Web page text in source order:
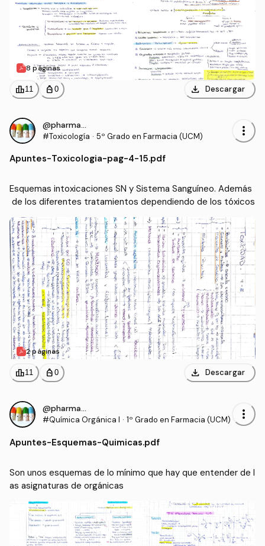
8 páginas
leaderboard11 personal_bag 0 download Descargar
@pharmacist_
#Toxicología · 5º Grado en Farmacia (UCM) more_vert
Apuntes-Toxicologia-pag-4-15.pdf
Esquemas intoxicaciones SN y Sistema Sanguíneo. Además
2 páginas
leaderboard11 personal_bag 0 download Descargar
@pharmacist_
#Química Orgánica I · 1º Grado en Farmacia (UCM) more_vert
Apuntes-Esquemas-Quimicas.pdf
Son unos esquemas de lo mínimo que hay que entender de l
as asignaturas de orgánicas